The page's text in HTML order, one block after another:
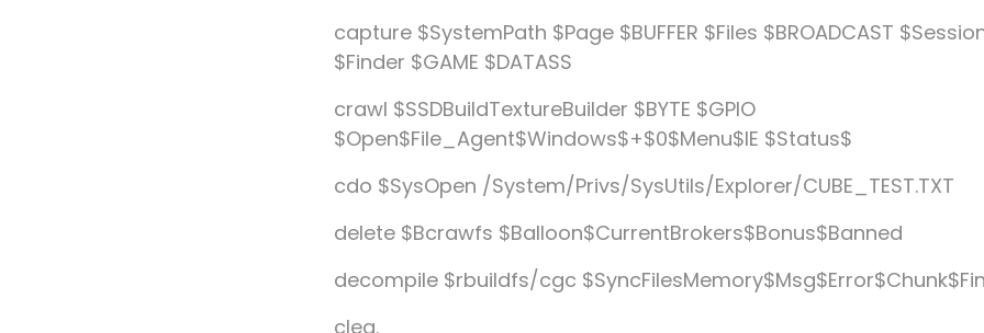
capture $SystemPath $Page $BUFFER $Files $BROADCAST
$Finder $GAME $DATASS
crawl $SSDBuildTextureBuilder $BYTE $GPIO
$Open$File_Agent$Windows$+$0$Menu$IE $Status$
cdo $SysOpen /System/Privs/SysUtils/Explorer/CUBE_TEST.TXT
delete $Bcrawfs $Balloon$CurrentBrokers$Bonus$Banned
decompile $rbuildfs/cgc
clea.